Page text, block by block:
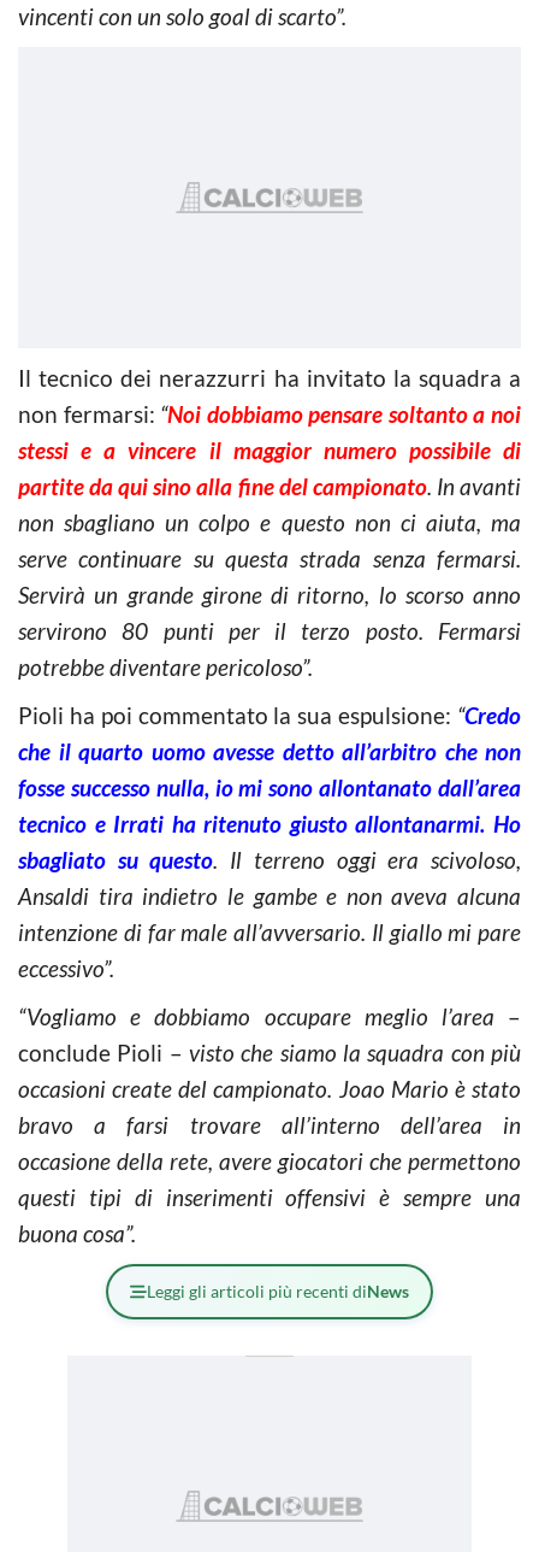
vincenti con un solo goal di scarto”.
Il tecnico dei nerazzurri ha invitato la squadra a
non fermarsi: “Noi dobbiamo pensare soltanto a noi
stessi e a vincere il maggior numero possibile di
partite da qui sino alla fine del campionato. In avanti
non sbagliano un colpo e questo non ci aiuta, ma
serve continuare su questa strada senza fermarsi.
Servirà un grande girone di ritorno, lo scorso anno
servirono 80 punti per il terzo posto. Fermarsi
potrebbe diventare pericoloso”.
Pioli ha poi commentato la sua espulsione: “Credo
che il quarto uomo avesse detto all’arbitro che non
fosse successo nulla, io mi sono allontanato dall’area
tecnico e Irrati ha ritenuto giusto allontanarmi. Ho
sbagliato su questo. Il terreno oggi era scivoloso,
Ansaldi tira indietro le gambe e non aveva alcuna
intenzione di far male all’avversario. Il giallo mi pare
eccessivo”.
“Vogliamo e dobbiamo occupare meglio l’area –
conclude Pioli – visto che siamo la squadra con più
occasioni create del campionato. Joao Mario è stato
bravo a farsi trovare all’interno dell’area in
occasione della rete, avere giocatori che permettono
questi tipi di inserimenti offensivi è sempre una
buona cosa”.
Leggi gli articoli più recenti diNews